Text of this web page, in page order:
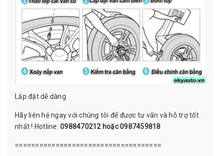
Lắp đặt dễ dàng
Hãy liên hệ ngay với chúng tôi để được tư vấn và hỗ trợ tốt
nhất ! Hotline: 0988470212 hoặc 0987459818
====================================